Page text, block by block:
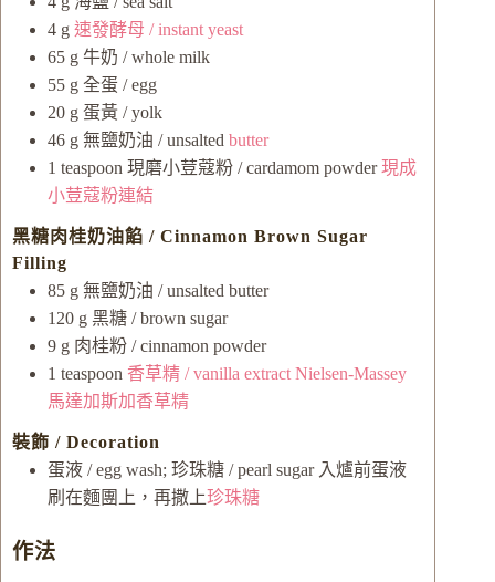
4 g 速發酵母 / instant yeast
65 g 牛奶 / whole milk
55 g 全蛋 / egg
20 g 蛋黃 / yolk
46 g 無鹽奶油 / unsalted butter
1 teaspoon 現磨小荳蔻粉 / cardamom powder 現成
小荳蔻粉連結
黑糖肉桂奶油餡 / Cinnamon Brown Sugar
Filling
85 g 無鹽奶油 / unsalted butter
120 g 黑糖 / brown sugar
9 g 肉桂粉 / cinnamon powder
1 teaspoon 香草精 / vanilla extract Nielsen-Massey
馬達加斯加香草精
裝飾 / Decoration
蛋液 / egg wash; 珍珠糖 / pearl sugar 入爐前蛋液
刷在麵團上，再撒上珍珠糖
作法